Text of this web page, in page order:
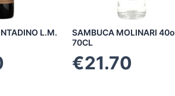
L.M.
SAMBUCA MOLINARI 40o
70CL
€21.70